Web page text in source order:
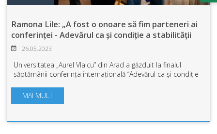
Ramona Lile: „A fost o onoare să fim parteneri ai
conferinței - Adevărul ca și condiție a stabilității
regionale”
26.05.2023
Universitatea „Aurel Vlaicu” din Arad a găzduit la finalul
săptămânii conferința internațională “Adevărul ca și condiție
Stability), organiza...
MAI MULT